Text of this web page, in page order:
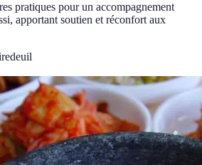
pratiques pour un accompagnement
apportant soutien et réconfort aux
deuil